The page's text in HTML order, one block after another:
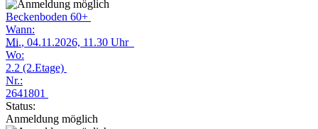
Beckenboden 60+
Wann:
Mi., 04.11.2026, 11.30 Uhr
Wo:
2.2 (2.Etage)
Nr.:
2641801
Status:
Anmeldung möglich